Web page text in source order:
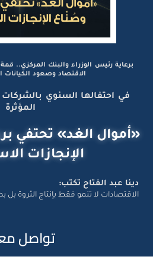
برعاية رئيس الوزراء والبنك المركزي..
الاقتصاد وصعود الكيانات
في احتفالها السنوي
المؤثرة
«أموال الغد» تحتفي
الإنجازات
دينا عبد الفتاح تكتب:
الاقتصادات لا تنمو فقط بإنتاج الثروة بل
تواصل